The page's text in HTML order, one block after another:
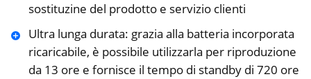
sostituzine del prodotto e servizio clienti
Ultra lunga durata: grazia alla batteria incorporata
ricaricabile, è possibile utilizzarla per riproduzione
da 13 ore e fornisce il tempo di standby di 720 ore